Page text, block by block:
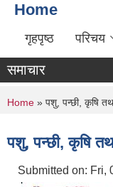
Home
गृहपृष्ठ परिचय
समाचार
You are
Home » पशु, पन्छी, कृषि
पशु, पन्छी, कृषि
Submitted on: Fri,